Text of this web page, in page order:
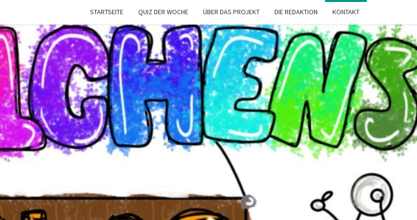
STARTSEITE QUIZ DER WOCHE ÜBER DAS PROJEKT DIE REDAKTION KONTAKT
CARLCHENS
Schülerzeitung
Der Carl-
Bantzer-